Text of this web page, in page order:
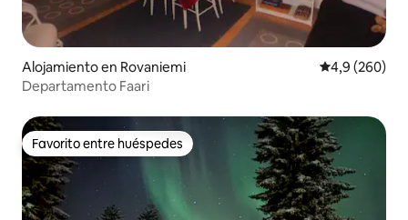
Alojamiento en Rovaniemi Calificación
4,9 (260)
Departamento Faari
Favorito entre huéspedes
Favorito entre huéspedes